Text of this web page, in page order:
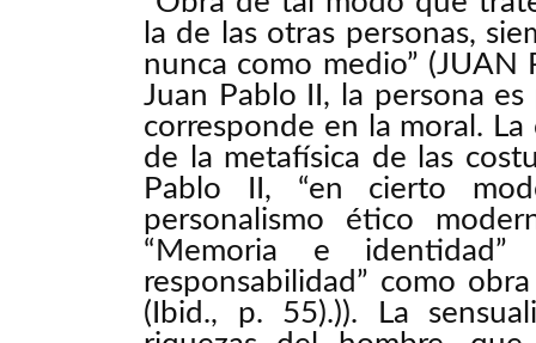
la de las otras personas,
nunca como medio” (JUAN
Juan Pablo II, la persona
corresponde en la moral.
de la metafísica de las
Pablo II, “en cierto
personalismo ético
“Memoria e
responsabilidad” como
(Ibid., p. 55).)). La